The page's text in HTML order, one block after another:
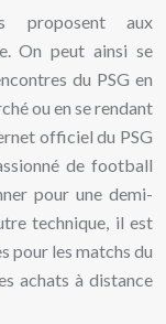
proposent aux
On peut ainsi se
du PSG en
ou en se rendant
officiel du PSG
de football
pour une demi-
technique, il est
pour les matchs du
achats à distance